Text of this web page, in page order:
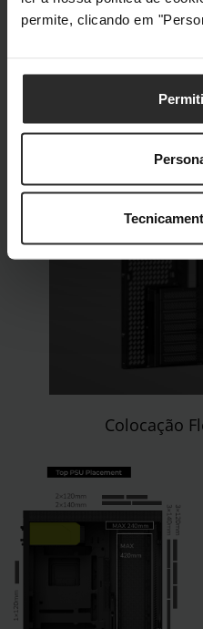
permite, clicando em
Suporte da
Colocação